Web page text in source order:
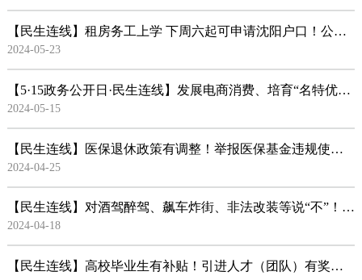
【民生连线】租房务工上学 下周六起可申请沈阳户口！公安部门权威解读沈阳落户最新政策
2024-05-23
【5·15政务公开日·民生连线】发展电商消费、培育“名特优新”个体工商户～十部门解读拉动经济相关措施
2024-05-15
【民生连线】医保退休政策有调整！举报医保基金违规使用 最高可获得奖励20万元
2024-04-25
【民生连线】对酒驾醉驾、飙车炸街、非法改装等说“不”！交警详细介绍规范交通秩序“百日行动”和春季...
2024-04-18
【民生连线】高校毕业生有补贴！引进人才（团队）有奖励！人社部门权威解读2024版“兴沈英才计划”引才...